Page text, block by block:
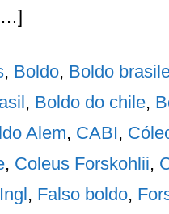
, Boldo, Boldo
, Boldo do chile,
Alem, CABI,
, Coleus Forskohlii,
, Falso boldo,